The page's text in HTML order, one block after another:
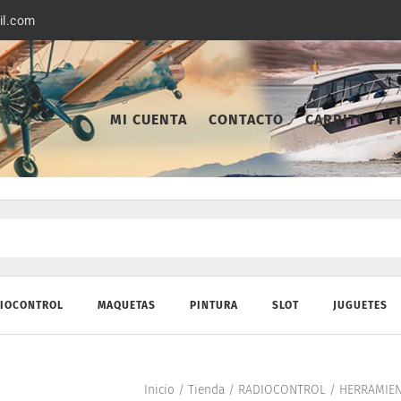
MI CUENTA CONTACTO CARRITO
MAQUETAS PINTURA SLOT JUGUETES
Inicio / Tienda/ RADIOCONTROL/